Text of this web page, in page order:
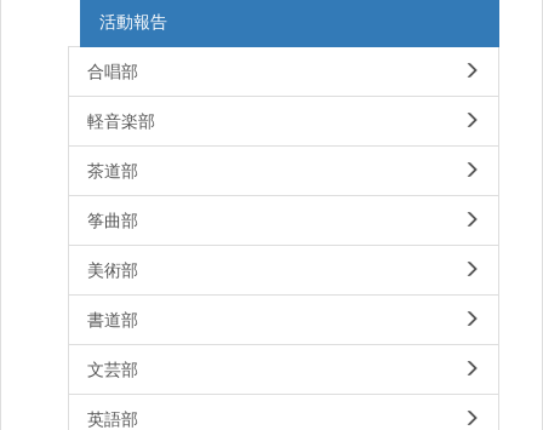
活動報告
合唱部
軽音楽部
茶道部
筝曲部
美術部
書道部
文芸部
英語部